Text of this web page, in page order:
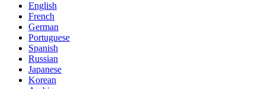
English
French
German
Portuguese
Spanish
Russian
Japanese
Korean